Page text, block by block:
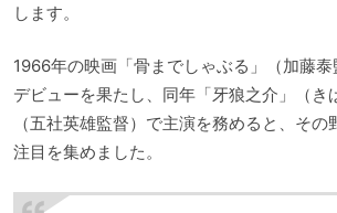
します。
1966年の映画「骨までしゃぶる」（加藤
デビューを果たし、同年「牙狼之介」（き
（五社英雄監督）で主演を務めると、そ
注目を集めました。